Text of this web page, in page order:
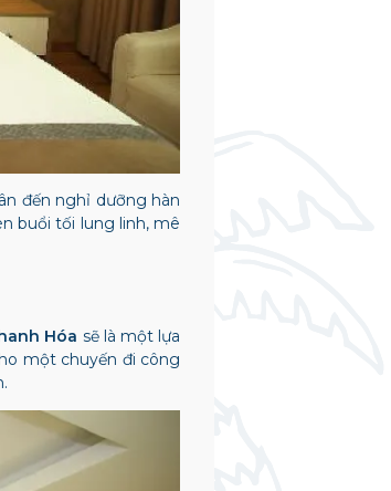
đến nghỉ dưỡng hàn
buổi tối lung linh, mê
Hóa sẽ là một lựa
một chuyến đi công